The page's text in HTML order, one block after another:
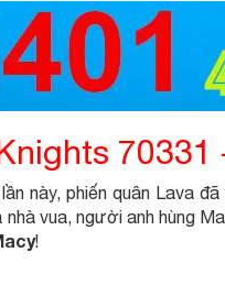
70331
này, phiến quân Lava
vua, người anh hùng
!